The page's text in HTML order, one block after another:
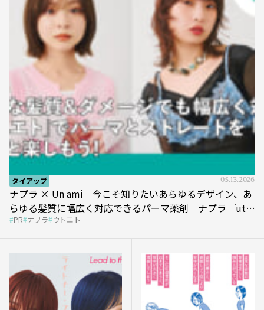
タイアップ 05.13.2026
ナプラ × Un ami 今こそ知りたいあらゆるデザイン、あ
らゆる髪質に幅広く対応できるパーマ薬剤 ナプラ『ut-
et』
PR ナプラ ウトエト